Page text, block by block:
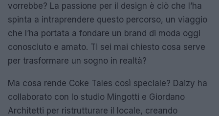
vorrebbe? La passione per il design è ciò che l’ha
spinta a intraprendere questo percorso, un viaggio
che l’ha portata a fondare un brand di moda oggi
conosciuto e amato. Ti sei mai chiesto cosa serve
per trasformare un sogno in realtà?
Ma cosa rende Coke Tales così speciale? Daizy ha
collaborato con lo studio Mingotti e Giordano
Architetti per ristrutturare il locale, creando